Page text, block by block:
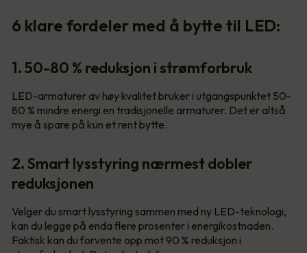
6 klare fordeler med å bytte til LED:
1. 50-80 % reduksjon i strømforbruk
LED-armaturer av høy kvalitet bruker i utgangspunktet 50-
80 % mindre energi en tradisjonelle armaturer. Det er altså
mye å spare på kun et rent bytte.
2. Smart lysstyring nærmest dobler
reduksjonen
Velger du smart lysstyring sammen med ny LED-teknologi,
kan du legge på enda flere prosenter i energikostnaden.
Faktisk kan du forvente opp mot 90 % reduksjon i